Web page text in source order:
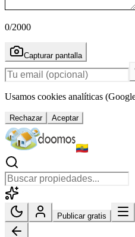
0/2000
Capturar pantalla
Usamos cookies analíticas
Rechazar Aceptar
Publicar gratis